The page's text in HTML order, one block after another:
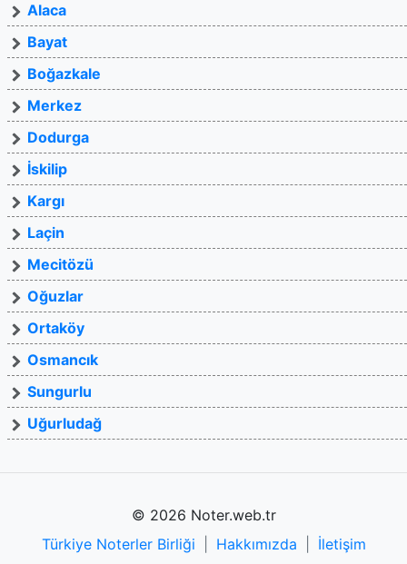
Alaca
Bayat
Boğazkale
Merkez
Dodurga
İskilip
Kargı
Laçin
Mecitözü
Oğuzlar
Ortaköy
Osmancık
Sungurlu
Uğurludağ
© 2026 Noter.web.tr
Türkiye Noterler Birliği
Hakkımızda İletişim